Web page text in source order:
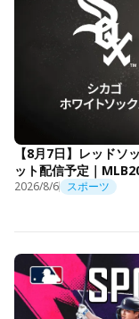
【8月7日】レッド
ット配信予定｜
2026/8/6 スポーツ